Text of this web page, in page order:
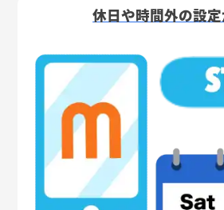
休日や時間外の設